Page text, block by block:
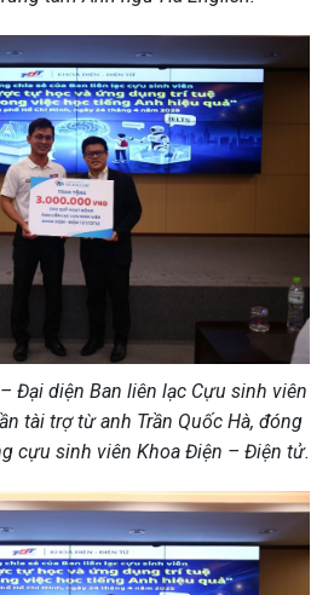
Đại diện Ban liên lạc Cựu sinh viên
tài trợ từ anh Trần Quốc Hà, đóng
cựu sinh viên Khoa Điện – Điện tử.